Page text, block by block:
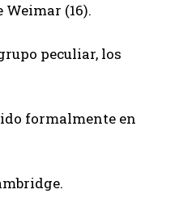
Weimar (16).
peculiar, los
formalmente en